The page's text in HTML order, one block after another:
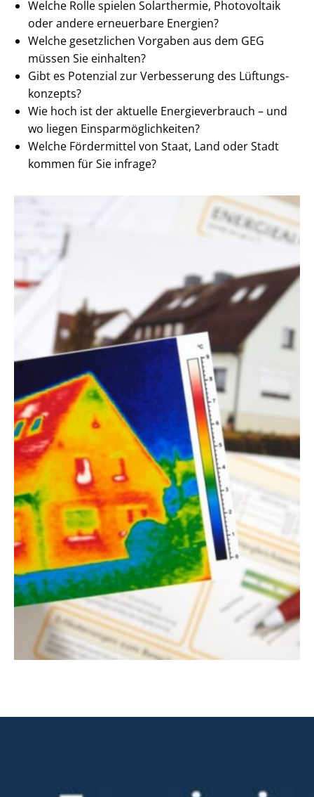
Welche Rolle spielen Solarthermie, Photovoltaik
oder andere erneuerbare Energien?
Welche gesetzlichen Vorgaben aus dem GEG
müssen Sie einhalten?
Gibt es Potenzial zur Verbesserung des Lüf­tungs­
kon­zepts?
Wie hoch ist der aktuelle En­er­gie­ver­brauch – und
wo liegen Ein­spar­mög­lich­kei­ten?
Welche Fördermittel von Staat, Land oder Stadt
kommen für Sie infrage?